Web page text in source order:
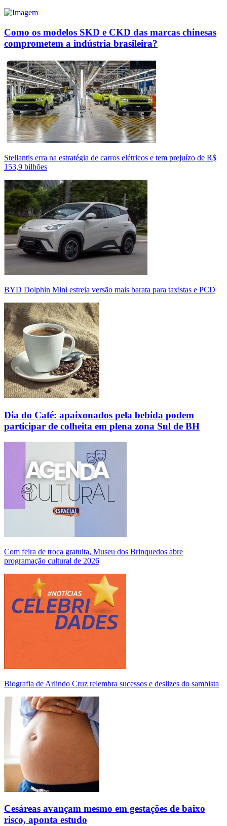
Como os modelos SKD e CKD das marcas chinesas
comprometem a indústria brasileira?
Stellantis erra na estratégia de carros elétricos e tem prejuízo de R$
153,9 bilhões
BYD Dolphin Mini estreia versão mais barata para taxistas e PCD
Dia do Café: apaixonados pela bebida podem
participar de colheita em plena zona Sul de BH
Com feira de troca gratuita, Museu dos Brinquedos abre
programação cultural de 2026
Biografia de Arlindo Cruz relembra sucessos e deslizes do sambista
Cesáreas avançam mesmo em gestações de baixo
risco, aponta estudo